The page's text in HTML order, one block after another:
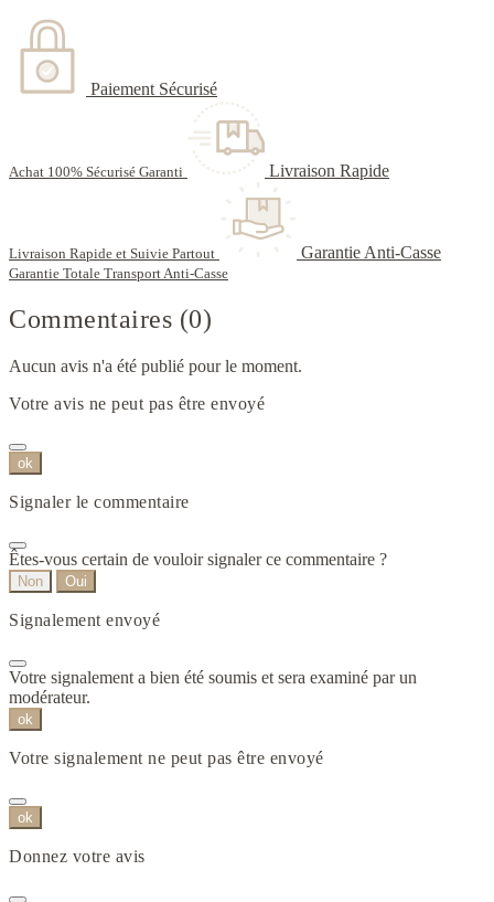
Paiement Sécurisé
Achat 100% Sécurisé Garanti Livraison Rapide
Livraison Rapide et Suivie Partout Garantie Anti-Casse
Garantie Totale Transport Anti-Casse
Commentaires (0)
Aucun avis n'a été publié pour le moment.
Votre avis ne peut pas être envoyé
ok
Signaler le commentaire
Êtes-vous certain de vouloir signaler ce commentaire ?
Non Oui
Signalement envoyé
Votre signalement a bien été soumis et sera examiné par un
modérateur.
ok
Votre signalement ne peut pas être envoyé
ok
Donnez votre avis